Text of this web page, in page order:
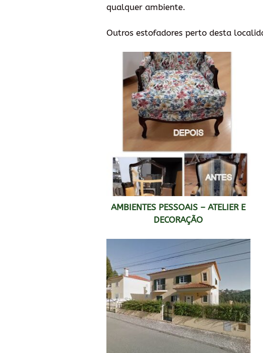
qualquer ambiente.
Outros estofadores perto desta
AMBIENTES PESSOAIS – ATELIER E
DECORAÇÃO